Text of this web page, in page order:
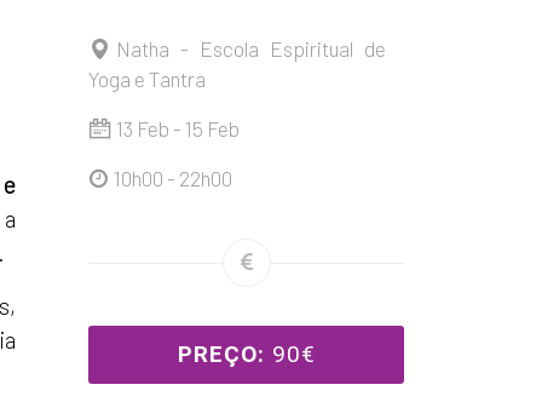
Natha - Escola Espiritual de
Yoga e Tantra
13 Feb - 15 Feb
10h00 - 22h00
PREÇO: 90€